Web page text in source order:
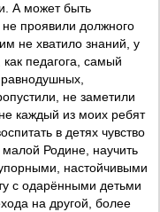
А может быть
не проявили должного
не хватило знаний, у
педагога, самый
не заметили
каждый из моих ребят
в детях чувство
Родине, научить
настойчивыми
с одарёнными детьми
на другой, более